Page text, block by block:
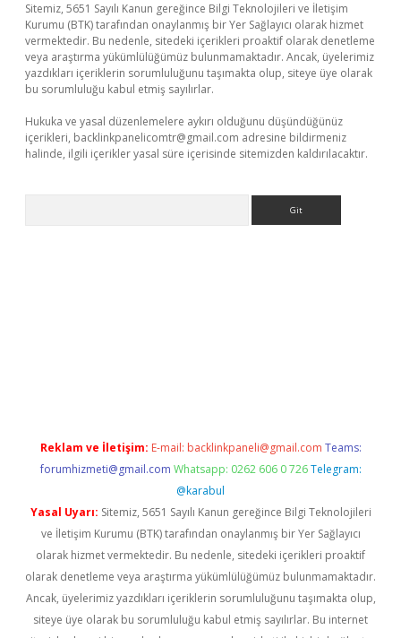
Sitemiz, 5651 Sayılı Kanun gereğince Bilgi Teknolojileri ve İletişim
Kurumu (BTK) tarafından onaylanmış bir Yer Sağlayıcı olarak hizmet
vermektedir. Bu nedenle, sitedeki içerikleri proaktif olarak denetleme
veya araştırma yükümlülüğümüz bulunmamaktadır. Ancak, üyelerimiz
yazdıkları içeriklerin sorumluluğunu taşımakta olup, siteye üye olarak
bu sorumluluğu kabul etmiş sayılırlar.
Hukuka ve yasal düzenlemelere aykırı olduğunu düşündüğünüz
içerikleri, backlinkpanelicomtr@gmail.com adresine bildirmeniz
halinde, ilgili içerikler yasal süre içerisinde sitemizden kaldırılacaktır.
Reklam ve İletişim: E-mail: backlinkpaneli@gmail.com Teams:
forumhizmeti@gmail.com Whatsapp: 0262 606 0 726 Telegram:
@karabul
Yasal Uyarı: Sitemiz, 5651 Sayılı Kanun gereğince Bilgi Teknolojileri
ve İletişim Kurumu (BTK) tarafından onaylanmış bir Yer Sağlayıcı
olarak hizmet vermektedir. Bu nedenle, sitedeki içerikleri proaktif
olarak denetleme veya araştırma yükümlülüğümüz bulunmamaktadır.
Ancak, üyelerimiz yazdıkları içeriklerin sorumluluğunu taşımakta olup,
siteye üye olarak bu sorumluluğu kabul etmiş sayılırlar. Bu internet